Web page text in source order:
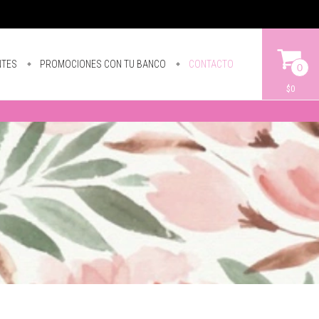
PROMOCIONES CON TU BANCO CONTACTO 0
$0